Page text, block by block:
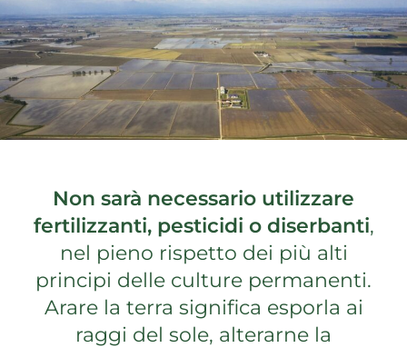
Non sarà necessario utilizzare
fertilizzanti, pesticidi o diserbanti,
nel pieno rispetto dei più alti
principi delle culture permanenti.
Arare la terra significa esporla ai
raggi del sole, alterarne la